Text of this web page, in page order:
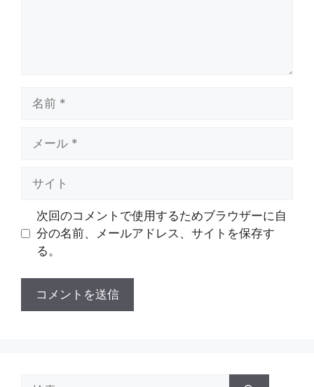
次回のコメントで使用するためブラウザーに自
分の名前、メールアドレス、サイトを保存す
る。